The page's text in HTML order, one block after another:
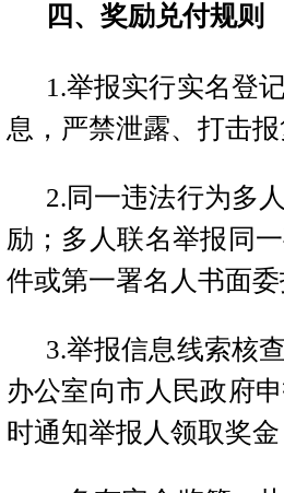
四、奖励兑付规则
1.举报实行实名登
息，严禁泄露、打击
2.同一违法行为多
励；多人联名举报同
件或第一署名人书面
3.举报信息线索核
办公室向市人民政府
时通知举报人领取奖